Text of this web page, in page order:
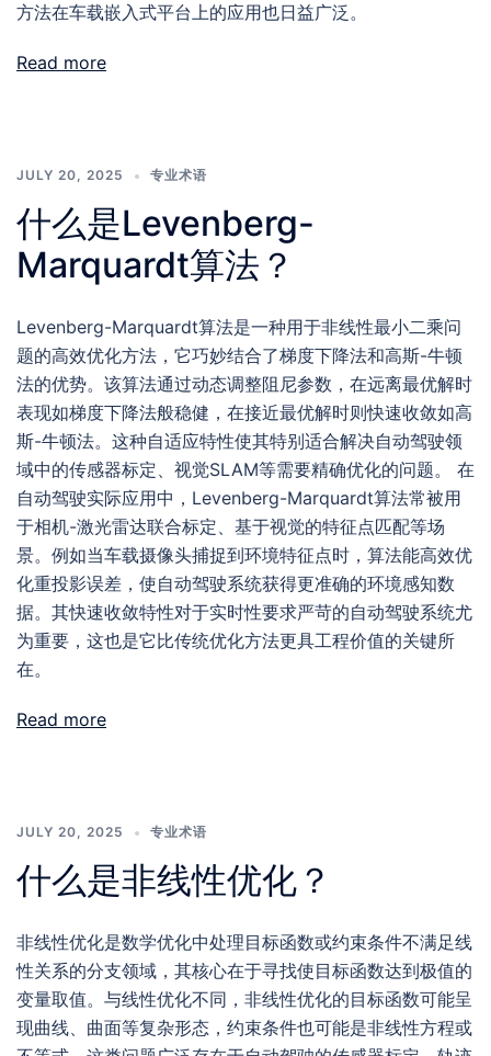
方法在车载嵌入式平台上的应用也日益广泛。
Read more
JULY 20, 2025 专业术语
什么是Levenberg-
Marquardt算法？
Levenberg-Marquardt算法是一种用于非线性最小二乘问
题的高效优化方法，它巧妙结合了梯度下降法和高斯-牛顿
法的优势。该算法通过动态调整阻尼参数，在远离最优解时
表现如梯度下降法般稳健，在接近最优解时则快速收敛如高
斯-牛顿法。这种自适应特性使其特别适合解决自动驾驶领
域中的传感器标定、视觉SLAM等需要精确优化的问题。 在
自动驾驶实际应用中，Levenberg-Marquardt算法常被用
于相机-激光雷达联合标定、基于视觉的特征点匹配等场
景。例如当车载摄像头捕捉到环境特征点时，算法能高效优
化重投影误差，使自动驾驶系统获得更准确的环境感知数
据。其快速收敛特性对于实时性要求严苛的自动驾驶系统尤
为重要，这也是它比传统优化方法更具工程价值的关键所
在。
Read more
JULY 20, 2025 专业术语
什么是非线性优化？
非线性优化是数学优化中处理目标函数或约束条件不满足线
性关系的分支领域，其核心在于寻找使目标函数达到极值的
变量取值。与线性优化不同，非线性优化的目标函数可能呈
现曲线、曲面等复杂形态，约束条件也可能是非线性方程或